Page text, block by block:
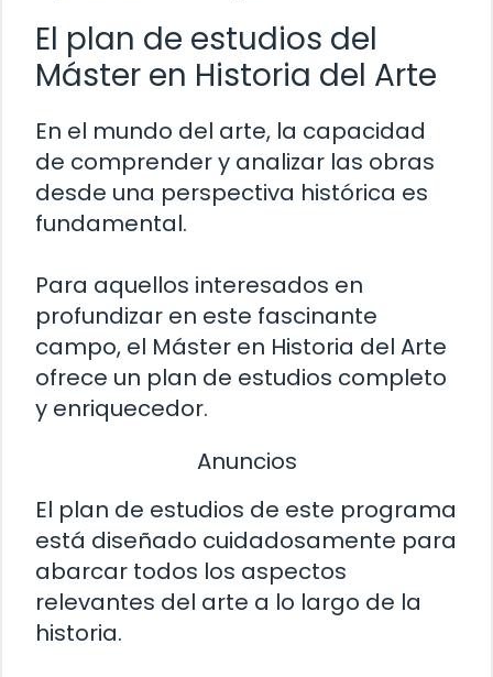
El plan de estudios del
Máster en Historia del Arte
En el mundo del arte, la capacidad
de comprender y analizar las obras
desde una perspectiva histórica es
fundamental.
Para aquellos interesados en
profundizar en este fascinante
campo, el Máster en Historia del Arte
ofrece un plan de estudios completo
y enriquecedor.
Anuncios
El plan de estudios de este programa
está diseñado cuidadosamente para
abarcar todos los aspectos
relevantes del arte a lo largo de la
historia.